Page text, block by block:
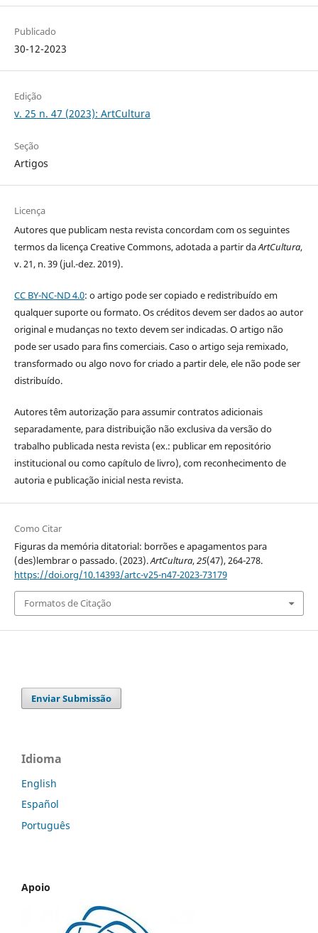
Publicado
30-12-2023
Edição
v. 25 n. 47 (2023): ArtCultura
Seção
Artigos
Licença
Autores que publicam nesta revista concordam com os seguintes
termos da licença Creative Commons, adotada a partir daArtCultura,
v. 21, n. 39 (jul.-dez. 2019).
CC BY-NC-ND 4.0: o artigo pode ser copiado e redistribuído em
qualquer suporte ou formato. Os créditos devem ser dados ao autor
original e mudanças no texto devem ser indicadas. O artigo não
pode ser usado para fins comerciais. Caso o artigo seja remixado,
transformado ou algo novo for criado a partir dele, ele não pode ser
distribuído.
Autores têm autorização para assumir contratos adicionais
separadamente, para distribuição não exclusiva da versão do
trabalho publicada nesta revista (ex.: publicar em repositório
institucional ou como capítulo de livro), com reconhecimento de
autoria e publicação inicial nesta revista.
Como Citar
Figuras da memória ditatorial: borrões e apagamentos para
(des)lembrar o passado. (2023).ArtCultura,25(47), 264-278.
https://doi.org/10.14393/artc-v25-n47-2023-73179
Formatos de Citação
Enviar Submissão
Idioma
English
Español
Português
Apoio